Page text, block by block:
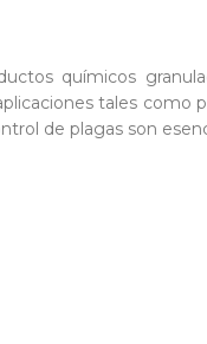
químicos
tales como
de plagas son